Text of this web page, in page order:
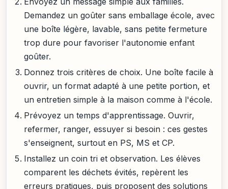
Demandez un goûter sans emballage école, avec
une boîte légère, lavable, sans petite fermeture
trop dure pour favoriser l'autonomie enfant
goûter.
Donnez trois critères de choix. Une boîte facile à
ouvrir, un format adapté à une petite portion, et
un entretien simple à la maison comme à l'école.
Prévoyez un temps d'apprentissage. Ouvrir,
refermer, ranger, essuyer si besoin : ces gestes
s'enseignent, surtout en PS, MS et CP.
Installez un coin tri et observation. Les élèves
comparent les déchets évités, repèrent les
erreurs pratiques, puis proposent des solutions